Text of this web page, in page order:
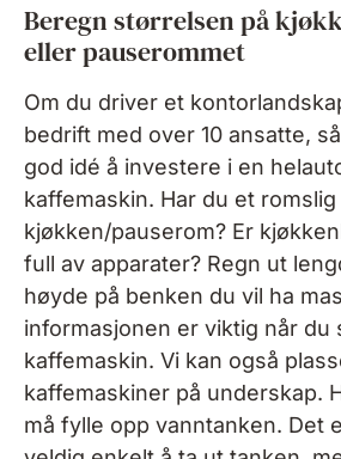
Beregn størrelsen på
eller pauserommet
Om du driver et
bedrift med over 10 ansatte,
god idé å investere i en
kaffemaskin. Har du et romslig
kjøkken/pauserom? Er
full av apparater? Regn ut
høyde på benken du vil ha
informasjonen er viktig når du
kaffemaskin. Vi kan også
kaffemaskiner på underskap.
må fylle opp vanntanken. Det